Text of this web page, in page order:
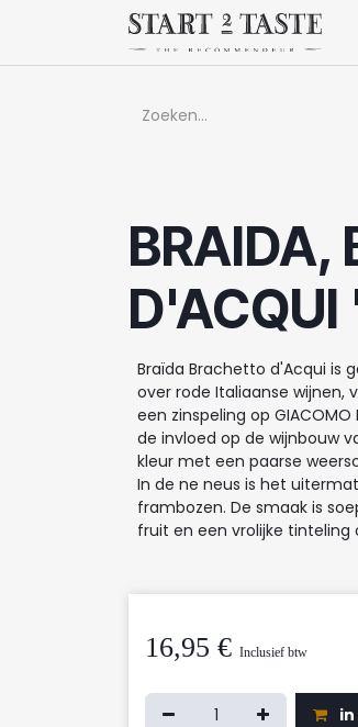
Overslaan naar inhoud
BRAIDA,
Braïda Brachetto d'Acqui is
over rode Italiaanse wijnen,
een zinspeling op
de invloed op de wijnbouw
kleur met een paarse
In de ne neus is het
frambozen. De smaak is
fruit en een vrolijke tinteling
16,95 € Inclusief btw